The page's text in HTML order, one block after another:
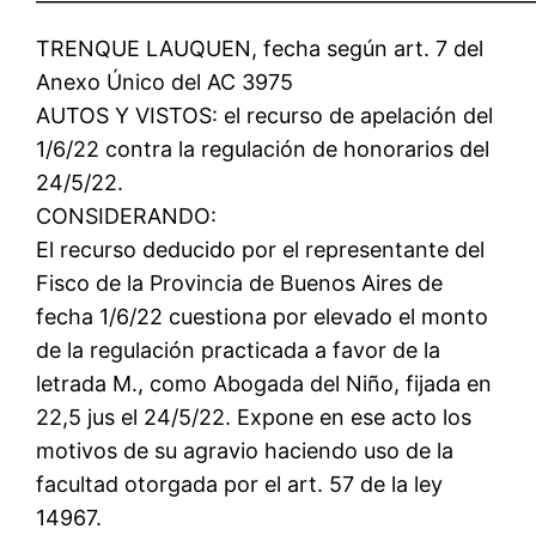
TRENQUE LAUQUEN, fecha según art. 7 del
Anexo Único del AC 3975
AUTOS Y VISTOS: el recurso de apelación del
1/6/22 contra la regulación de honorarios del
24/5/22.
CONSIDERANDO:
El recurso deducido por el representante del
Fisco de la Provincia de Buenos Aires de
fecha 1/6/22 cuestiona por elevado el monto
de la regulación practicada a favor de la
letrada M., como Abogada del Niño, fijada en
22,5 jus el 24/5/22. Expone en ese acto los
motivos de su agravio haciendo uso de la
facultad otorgada por el art. 57 de la ley
14967.